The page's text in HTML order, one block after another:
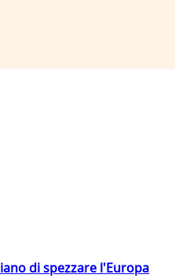
di spezzare l'Europa